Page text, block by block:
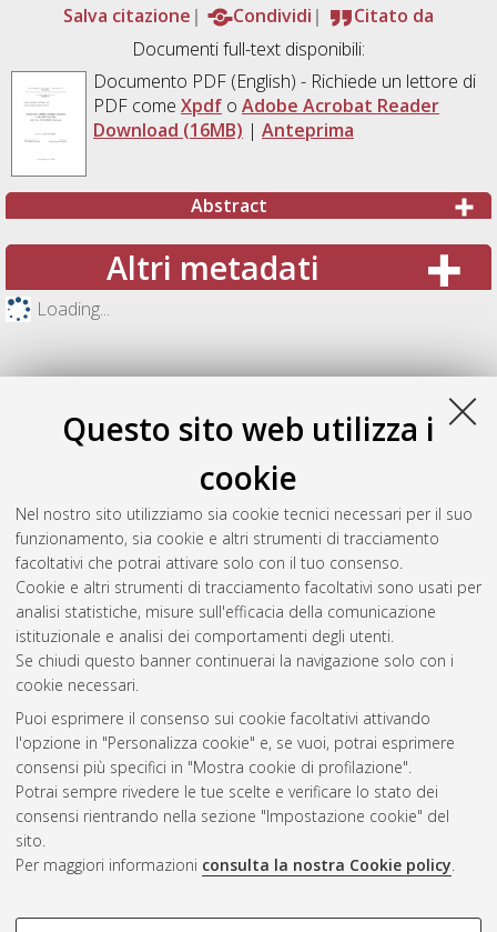
Questo sito web utilizza i
cookie
Nel nostro sito utilizziamo sia cookie tecnici necessari per il suo
funzionamento, sia cookie e altri strumenti di tracciamento
facoltativi che potrai attivare solo con il tuo consenso.
Cookie e altri strumenti di tracciamento facoltativi sono usati per
analisi statistiche, misure sull'efficacia della comunicazione
istituzionale e analisi dei comportamenti degli utenti.
Se chiudi questo banner continuerai la navigazione solo con i
cookie necessari.
Puoi esprimere il consenso sui cookie facoltativi attivando
l'opzione in "Personalizza cookie" e, se vuoi, potrai esprimere
consensi più specifici in "Mostra cookie di profilazione".
Potrai sempre rivedere le tue scelte e verificare lo stato dei
consensi rientrando nella sezione "Impostazione cookie" del
sito.
Per maggiori informazioni consulta la nostra Cookie policy.
COOKIE DI PROFILAZIONE -
Salva citazione
Condividi
Citato da
Documenti full-text disponibili:
Documento PDF(English) - Richiede un lettore di
PDF come Xpdfo Adobe Acrobat Reader
Download (16MB) | Anteprima
Abstract
Altri metadati
Loading...
Gestione del documento:
Atom
Rss 1.0
Rss 2.0
ISSN: 2038-7946
Impostazioni Cookie